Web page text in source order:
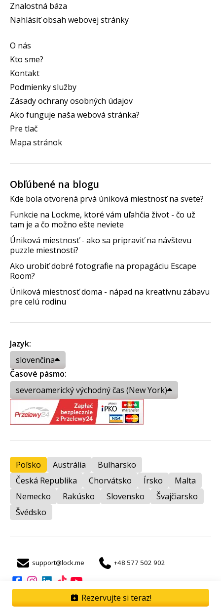
Rezervujte si teraz!
Znalostná báza
Nahlásiť obsah webovej stránky
O nás
Kto sme?
Kontakt
Podmienky služby
Zásady ochrany osobných údajov
Ako funguje naša webová stránka?
Pre tlač
Mapa stránok
Obľúbené na blogu
Kde bola otvorená prvá úniková miestnosť na svete?
Funkcie na Lockme, ktoré vám uľahčia život - čo už
tam je a čo možno ešte neviete
Úniková miestnosť - ako sa pripraviť na návštevu
puzzle miestnosti?
Ako urobiť dobré fotografie na propagáciu Escape
Room?
Úniková miestnosť doma - nápad na kreatívnu zábavu
pre celú rodinu
Jazyk:
slovenčina
Časové pásmo:
severoamerický východný čas (New York)
Poľsko Austrália
Bulharsko
Česká Republika
Chorvátsko Írsko
Malta
Nemecko
Rakúsko Slovensko
Švajčiarsko
Švédsko
support@lock.me +48 577 502 902